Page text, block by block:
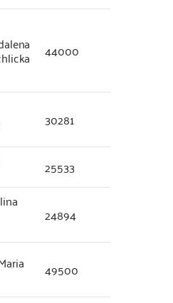
44000
30281
25533
24894
49500